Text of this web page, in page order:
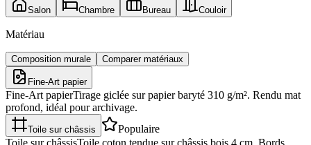
Salon Chambre Bureau Couloir
Matériau
Composition murale Comparer matériaux
Fine-Art papier
Fine-Art papierTirage giclée sur papier baryté 310 g/m². Rendu mat
profond, idéal pour archivage.
Toile sur châssis
Populaire
Toile sur châssisToile coton tendue sur châssis bois 4 cm. Bords